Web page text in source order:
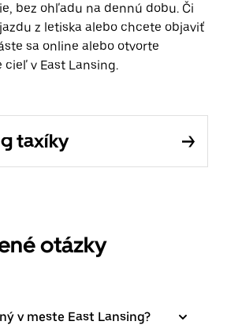
bez ohľadu na dennú dobu. Či
z letiska alebo chcete objaviť
sa online alebo otvorte
v East Lansing.
taxíky
otázky
v meste East Lansing?